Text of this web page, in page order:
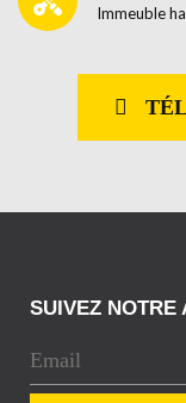
Immeuble
SUIVEZ NOTRE